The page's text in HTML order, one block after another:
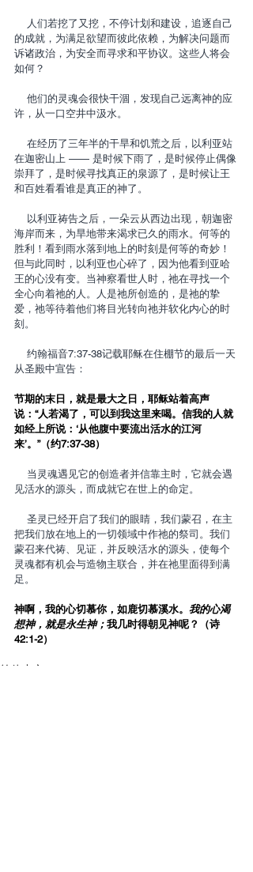
的成就，为满足欲望而彼此依赖，为解决问题而
诉诸政治，为安全而寻求和平协议。这些人将会
如何？
许，从一口空井中汲水。
在迦密山上 —— 是时候下雨了，是时候停止偶像
崇拜了，是时候寻找真正的泉源了，是时候让王
和百姓看看谁是真正的神了。
海岸而来，为旱地带来渴求已久的雨水。何等的
胜利！看到雨水落到地上的时刻是何等的奇妙！
但与此同时，以利亚也心碎了，因为他看到亚哈
王的心没有变。当神察看世人时，祂在寻找一个
全心向着祂的人。人是祂所创造的，是祂的挚
爱，祂等待着他们将目光转向祂并软化内心的时
刻。
从圣殿中宣告：
节期的末日，就是最大之日，耶稣站着高声
说：“人若渴了，可以到我这里来喝。信我的人就
如经上所说：‘从他腹中要流出活水的江河
来’。”（约7:37-38）
见活水的源头，而成就它在世上的命定。
把我们放在地上的一切领域中作祂的祭司。我们
蒙召来代祷、见证，并反映活水的源头，使每个
灵魂都有机会与造物主联合，并在祂里面得到满
足。
神啊，我的心切慕你，如鹿切慕溪水。 我的心渴
想神，就是永生神； 我几时得朝见神呢？（诗
42:1-2）
简体中文 (Simplified)